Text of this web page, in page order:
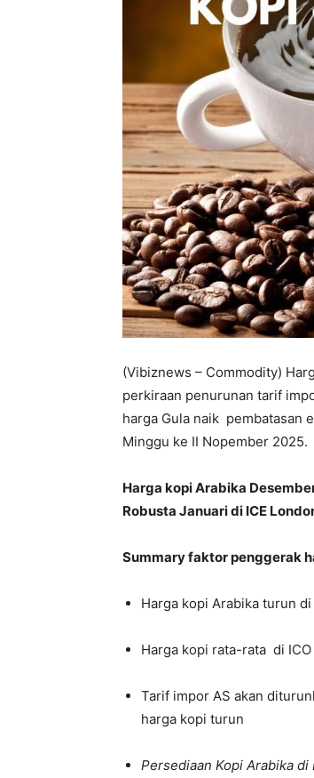
(Vibiznews – Commodity)
perkiraan penurunan tarif
harga Gula naik pembatasan
Minggu ke II Nopember 2025.
Harga kopi Arabika
Robusta Januari di ICE
Summary faktor penggerak
Harga kopi Arabika turun
Harga kopi rata-rata di
Tarif impor AS akan
harga kopi turun
Persediaan Kopi Arabika di